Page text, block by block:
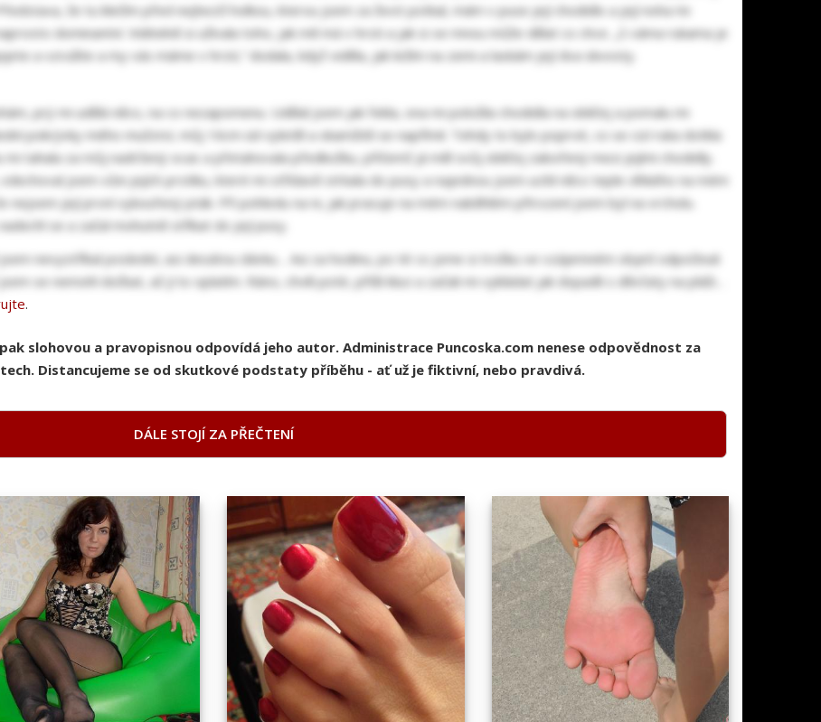
že tu klečím před nejhezčí holkou, kterou jsem za život potkal, mám v puse její chodidlo a její noha mi
dominantní. Viditelně si užívala toho, jak mě má v hrsti a jak si se mnou může dělat co chce. „S váma rukama je
a vzrušíte a my vás máme v hrsti,“ dodala, když viděla, jak ležím na zemi a laskám její dva skvosty.
prý mi udělá něco, na co nezapomenu. Udělal jsem jak řekla, ona mi položila chodidla na obličej a pomalu mi
pokrývky mého mužství, můj 16cm úd vyletěl a okamžitě se napřímil. Tehdy to bylo poprvé, co se cizí ruka dotkla
tahala za můj nadržený ocas a přetahovala předkožku, přičemž já měl svůj obličej zabořený mezi jejími chodidly.
jsem vůni jejích prstíku, které mi střídavě strkala do pusy a najednou jsem ucítil něco teple vlhkého na mém
nejsem její první vykouřený pták. Při pohledu na ni, jak pracuje na mém naběhlém přirození jsem byl na vrcholu.
se a začal mohutně stříkat do její pusy.
nevystříkal poslední, asi desátou dávku… Asi za hodinu, po té co jsme si trošku ve vzájemném objetí odpočinuli
se nemohl dočkat, až jí to oplatím. Ráno, chvíli poté, přišli kluci a začali mi vykládat jak dopadli s děvčaty na pláži…
.
slohovou a pravopisnou odpovídá jeho autor. Administrace Puncoska.com nenese odpovědnost za
Distancujeme se od skutkové podstaty příběhu - ať už je fiktivní, nebo pravdivá.
DÁLE STOJÍ ZA PŘEČTENÍ